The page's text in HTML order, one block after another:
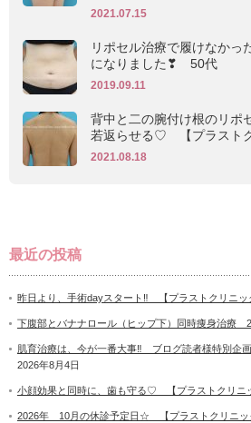
2021.07.15
リポセル治療で履けなかっ
になりました❣ 50代
2019.09.11
背中と二の腕付け根のリポ
若返らせる♡ 【プラストク
2021.08.18
最近の投稿
昨日より、手術dayスタート‼ 【プラストクリニッ
下腹部とバナナロール（ヒップ下）同時痩身治療
肌育治療は、今が一番大事‼ ブログ読者様特別企
2026年8月4日
小顔効果と同時に、歯も守る♡ 【プラストクリニ
2026年 10月の休診予定日☆ 【プラストクリニッ